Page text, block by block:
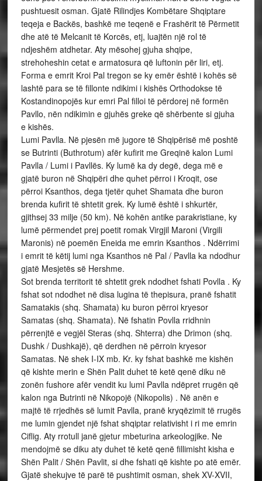
pushtuesit osman. Gjatë Rilindjes Kombëtare Shqiptare
teqeja e Backës, bashkë me teqenë e Frashërit të Përmetit
dhe atë të Melcanit të Korcës, etj, luajtën një rol të
ndjeshëm atdhetar. Aty mësohej gjuha shqipe,
strehoheshin cetat e armatosura që luftonin për liri, etj.
Forma e emrit Kroi Pal tregon se ky emër është i kohës së
lashtë para se të fillonte ndikimi i kishës Orthodokse të
Kostandinopojës kur emri Pal filloi të përdorej në formën
Pavllo, nën ndikimin e gjuhës greke që shërbente si gjuha
e kishës.
Lumi Pavlla. Në pjesën më jugore të Shqipërisë më poshtë
se Butrinti (Buthrotum) afër kufirit me Greqinë kalon Lumi
Pavlla / Lumi i Pavllës. Ky lumë ka dy degë, dega më e
gjatë buron në Shqipëri dhe quhet përroi i Kroqit, ose
përroi Ksanthos, dega tjetër quhet Shamata dhe buron
brenda kufirit të shtetit grek. Ky lumë është i shkurtër,
gjithsej 33 milje (50 km). Në kohën antike parakristiane, ky
lumë përmendet prej poetit romak Virgjil Maroni (Virgili
Maronis) në poemën Eneida me emrin Ksanthos . Ndërrimi
i emrit të këtij lumi nga Ksanthos në Pal / Pavlla ka ndodhur
gjatë Mesjetës së Hershme.
Sot brenda territorit të shtetit grek ndodhet fshati Povlla . Ky
fshat sot ndodhet në disa lugina të thepisura, pranë fshatit
Samatakis (shq. Shamata) ku buron përroi kryesor
Samatas (shq. Shamata). Në fshatin Povlla rridhnin
përrenjtë e vegjël Steras (shq. Shterra) dhe Drimon (shq.
Dushk / Dushkajë), që derdhen në përroin kryesor
Samatas. Në shek I-IX mb. Kr. ky fshat bashkë me kishën
që kishte merin e Shën Palit duhet të ketë qenë diku në
zonën fushore afër vendit ku lumi Pavlla ndëpret rrugën që
kalon nga Butrinti në Nikopojë (Nikopolis) . Në anën e
majtë të rrjedhës së lumit Pavlla, pranë kryqëzimit të rrugës
me lumin gjendet një fshat shqiptar relativisht i ri me emrin
Ciflig. Aty rrotull janë gjetur mbeturina arkeologjike. Ne
mendojmë se diku aty duhet të ketë qenë fillimisht kisha e
Shën Palit / Shën Pavlit, si dhe fshati që kishte po atë emër.
Gjatë shekujve të parë të pushtimit osman, shek XV-XVII,